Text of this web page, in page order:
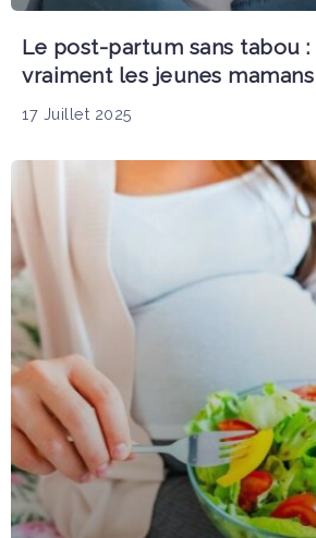
Le post-partum sans tabou
vraiment les jeunes mamans
17 Juillet 2025